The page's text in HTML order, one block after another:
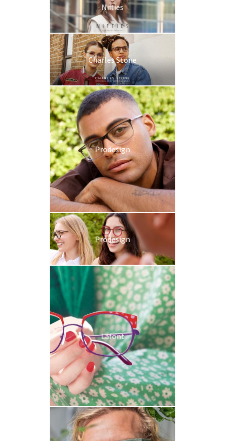
Nifties
Charles Stone
Prodesign
Prodesign
Lafont